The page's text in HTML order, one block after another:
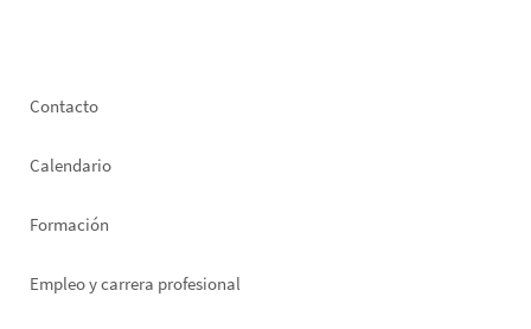
Footer
Contacto
Calendario
Formación
Empleo y carrera profesional